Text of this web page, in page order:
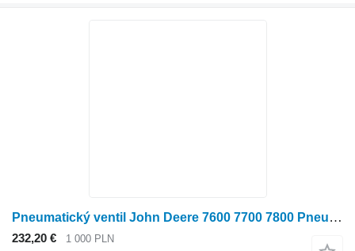
Pneumatický ventil John Deere 7600 7700 7800 Pneumatický regulačný ventil AL68577 na kolesového traktora John Deere 7600
232,20 € 1 000 PLN